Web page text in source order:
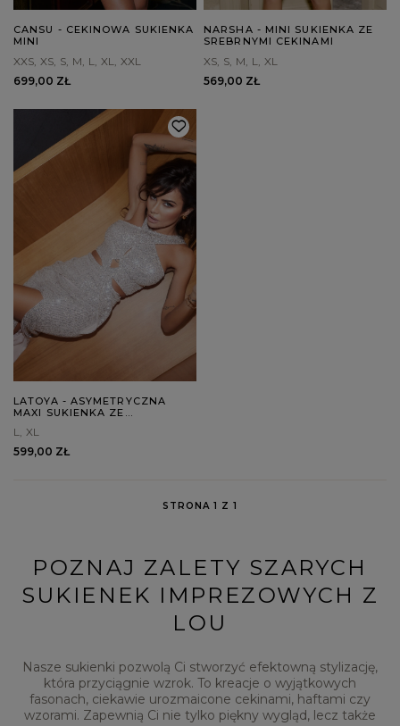
CANSU - CEKINOWA SUKIENKA
MINI
XXS XS S M L XL
XXL
699,00 ZŁ
NARSHA - MINI SUKIENKA ZE
SREBRNYMI CEKINAMI
XS S M L
XL
569,00 ZŁ
LATOYA - ASYMETRYCZNA
MAXI SUKIENKA ZE
L XL
599,00 ZŁ
STRONA 1 Z 1
POZNAJ ZALETY SZARYCH
SUKIENEK IMPREZOWYCH Z
LOU
Nasze sukienki pozwolą Ci stworzyć efektowną stylizację,
która przyciągnie wzrok. To kreacje o wyjątkowych
fasonach, ciekawie urozmaicone cekinami, haftami czy
wzorami. Zapewnią Ci nie tylko piękny wygląd, lecz także